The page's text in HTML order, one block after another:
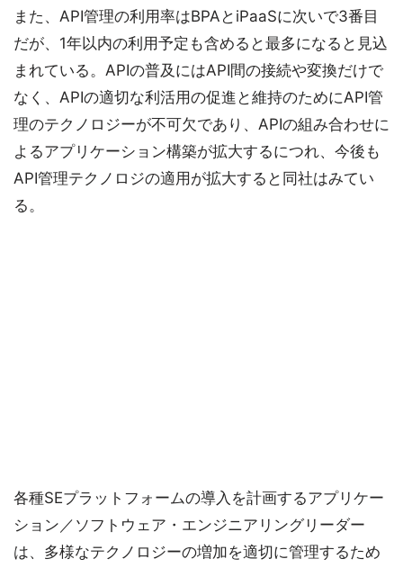
また、API管理の利用率はBPAとiPaaSに次いで3番目
だが、1年以内の利用予定も含めると最多になると見込
まれている。APIの普及にはAPI間の接続や変換だけで
なく、APIの適切な利活用の促進と維持のためにAPI管
理のテクノロジーが不可欠であり、APIの組み合わせに
よるアプリケーション構築が拡大するにつれ、今後も
API管理テクノロジの適用が拡大すると同社はみてい
る。
各種SEプラットフォームの導入を計画するアプリケー
ション／ソフトウェア・エンジニアリングリーダー
は、多様なテクノロジーの増加を適切に管理するため